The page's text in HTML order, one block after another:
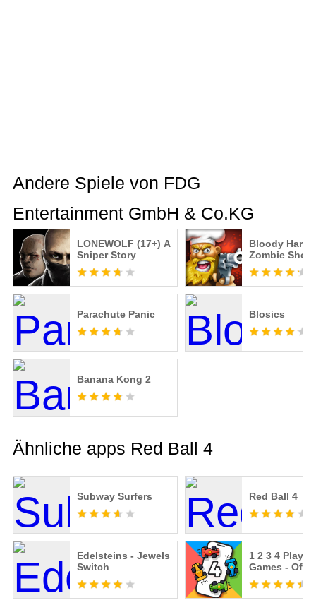
Andere Spiele von FDG
Entertainment GmbH & Co.KG
LONEWOLF (17+) A
Sniper Story
Bloody Harry:
Zombie
Parachute Panic Blosics
Banana Kong 2
Ähnliche apps Red Ball 4
Subway Surfers Red Ball 4
Edelsteins - Jewels
Switch
1 2 3 4 Player
Games -